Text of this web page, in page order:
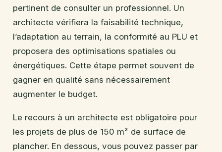
pertinent de consulter un professionnel. Un
architecte vérifiera la faisabilité technique,
l’adaptation au terrain, la conformité au PLU et
proposera des optimisations spatiales ou
énergétiques. Cette étape permet souvent de
gagner en qualité sans nécessairement
augmenter le budget.
Le recours à un architecte est obligatoire pour
les projets de plus de 150 m² de surface de
plancher. En dessous, vous pouvez passer par